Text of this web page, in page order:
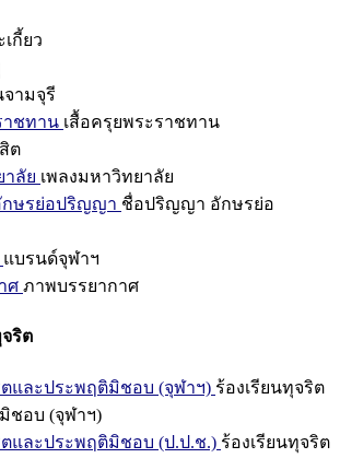
เกี้ยว
ามจุรี
าชทาน เสื้อครุยพระราชทาน
ต
าลัย เพลงมหาวิทยาลัย
ษรย่อปริญญา ชื่อปริญญา อักษรย่อ
แบรนด์จุฬาฯ
ศ ภาพบรรยากาศ
จริต
ตและประพฤติมิชอบ (จุฬาฯ) ร้องเรียนทุจริต
ชอบ (จุฬาฯ)
ตและประพฤติมิชอบ (ป.ป.ช.) ร้องเรียนทุจริต